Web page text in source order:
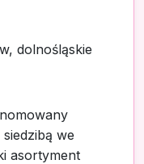
dolnośląskie
we
asortyment